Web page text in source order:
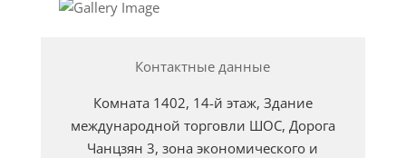
Контактные данные
Комната 1402, 14-й этаж, Здание
международной торговли ШОС, Дорога
Чанцзян 3, зона экономического и